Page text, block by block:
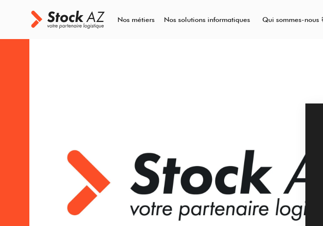
Nos métiers Nos solutions informatiques Qui sommes-nous